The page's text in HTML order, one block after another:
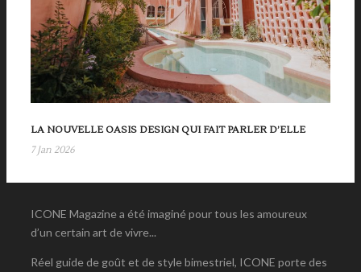
LA NOUVELLE OASIS DESIGN QUI FAIT PARLER D’ELLE
7 Jan 2026
ICONE Magazine a été imaginé pour tous les amoureux
d’un certain art de vivre...
Réel guide de goût et de style bimestriel, ICONE porte des